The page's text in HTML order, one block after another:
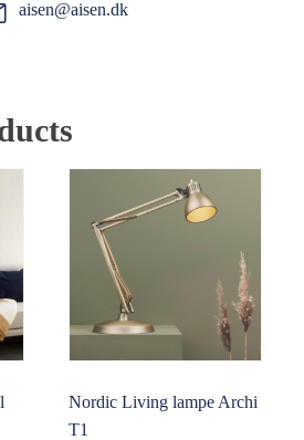
aisen@aisen.dk
Nordic Living lampe Archi
T1